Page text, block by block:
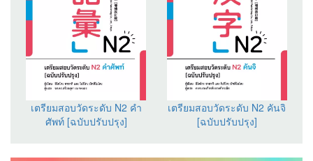
เตรียมสอบวัดระดับ N2 คำ
ศัพท์ [ฉบับปรับปรุง]
เตรียมสอบวัดระดับ N2 คันจิ
[ฉบับปรับปรุง]